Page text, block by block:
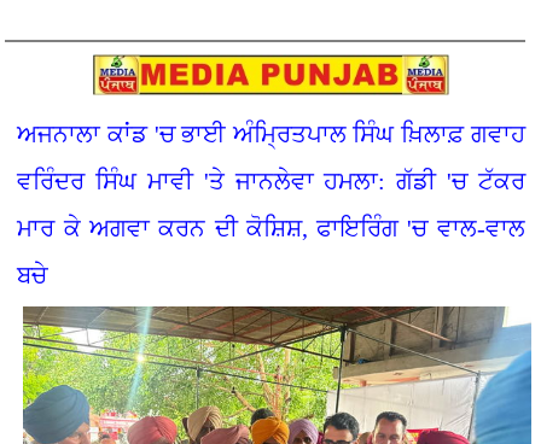
ਅਜਨਾਲਾ ਕਾਂਡ 'ਚ ਭਾਈ ਅੰਮ੍ਰਿਤਪਾਲ ਸਿੰਘ ਖ਼ਿਲਾਫ਼ ਗਵਾਹ
ਵਰਿੰਦਰ ਸਿੰਘ ਮਾਵੀ 'ਤੇ ਜਾਨਲੇਵਾ ਹਮਲਾ: ਗੱਡੀ 'ਚ ਟੱਕਰ
ਮਾਰ ਕੇ ਅਗਵਾ ਕਰਨ ਦੀ ਕੋਸ਼ਿਸ਼, ਫਾਇਰਿੰਗ 'ਚ ਵਾਲ-ਵਾਲ
ਬਚੇ